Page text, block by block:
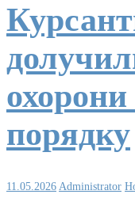
охорони
порядку
11.05.2026 Administrator